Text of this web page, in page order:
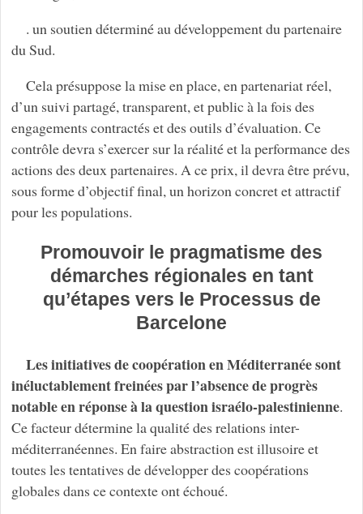
. un soutien déterminé au développement du partenaire
du Sud.
Cela présuppose la mise en place, en partenariat réel,
d’un suivi partagé, transparent, et public à la fois des
engagements contractés et des outils d’évaluation. Ce
contrôle devra s’exercer sur la réalité et la performance des
actions des deux partenaires. A ce prix, il devra être prévu,
sous forme d’objectif final, un horizon concret et attractif
pour les populations.
Promouvoir le pragmatisme des
démarches régionales en tant
qu’étapes vers le Processus de
Barcelone
Les initiatives de coopération en Méditerranée sont
inéluctablement freinées par l’absence de progrès
notable en réponse à la question israélo-palestinienne.
Ce facteur détermine la qualité des relations inter-
méditerranéennes. En faire abstraction est illusoire et
toutes les tentatives de développer des coopérations
globales dans ce contexte ont échoué.